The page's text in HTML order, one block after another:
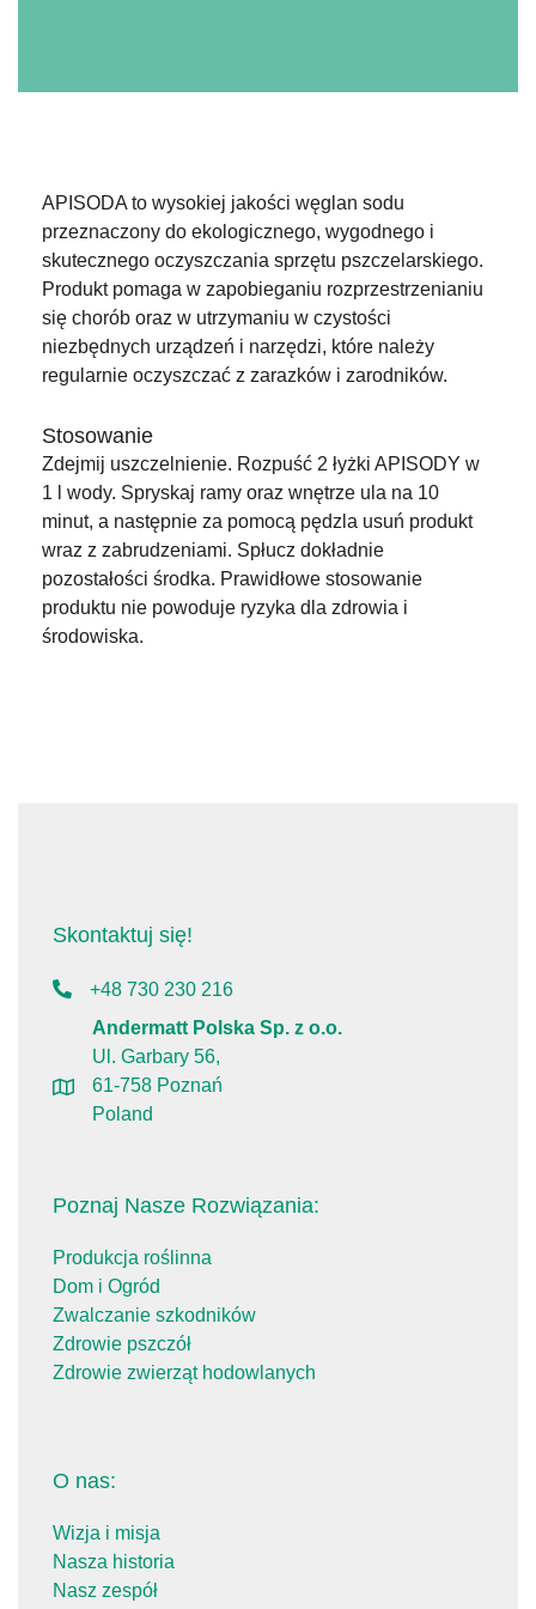
APISODA to wysokiej jakości węglan sodu
przeznaczony do ekologicznego, wygodnego i
skutecznego oczyszczania sprzętu pszczelarskiego.
Produkt pomaga w zapobieganiu rozprzestrzenianiu
się chorób oraz w utrzymaniu w czystości
niezbędnych urządzeń i narzędzi, które należy
regularnie oczyszczać z zarazków i zarodników.
Stosowanie
Zdejmij uszczelnienie. Rozpuść 2 łyżki APISODY w
1 l wody. Spryskaj ramy oraz wnętrze ula na 10
minut, a następnie za pomocą pędzla usuń produkt
wraz z zabrudzeniami. Spłucz dokładnie
pozostałości środka. Prawidłowe stosowanie
produktu nie powoduje ryzyka dla zdrowia i
środowiska.
Skontaktuj się!
+48 730 230 216
Andermatt Polska Sp. z o.o.
Ul. Garbary 56,
61-758 Poznań
Poland
Poznaj Nasze Rozwiązania:
Produkcja roślinna
Dom i Ogród
Zwalczanie szkodników
Zdrowie pszczół
Zdrowie zwierząt hodowlanych
O nas:
Wizja i misja
Nasza historia
Nasz zespół